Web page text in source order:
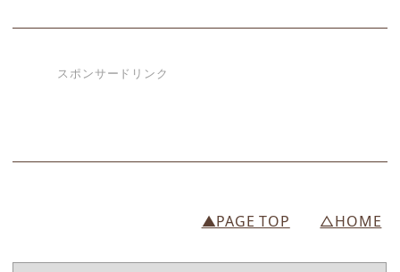
スポンサードリンク
▲PAGE TOP △HOME